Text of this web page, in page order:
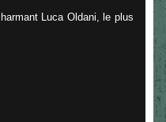
Luca Oldani, le plus